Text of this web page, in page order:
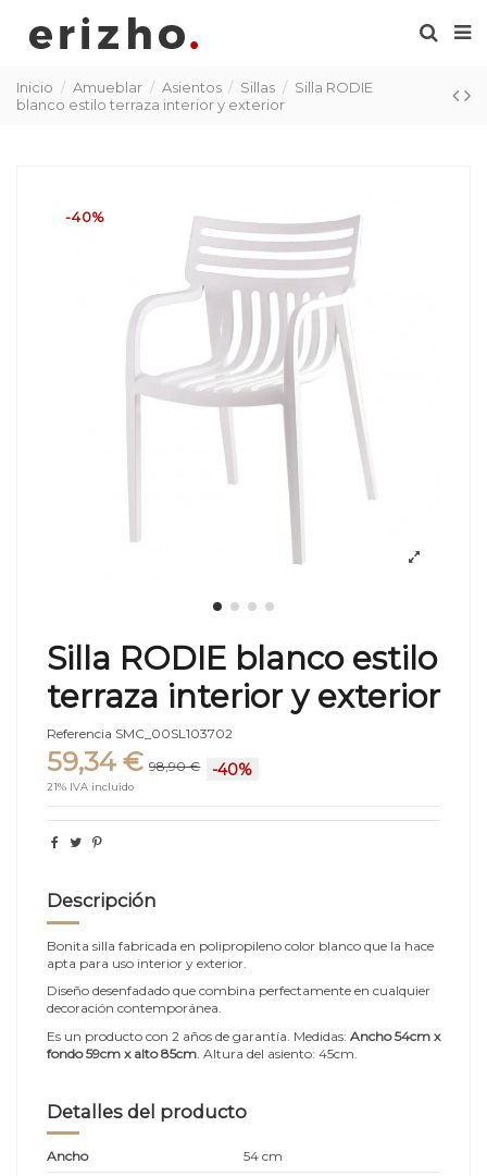
Inicio Amueblar Asientos Sillas
Silla RODIE
blanco estilo terraza interior y exterior
-40%
Silla RODIE blanco estilo
terraza interior y exterior
Referencia SMC_00SL103702
59,34 € 98,90 € -40%
21% IVA incluido
Descripción
Bonita silla fabricada en polipropileno color blanco que la hace
apta para uso interior y exterior.
Diseño desenfadado que combina perfectamente en cualquier
decoración contemporánea.
Es un producto con 2 años de garantía. Medidas: Ancho 54cm x
fondo 59cm x alto 85cm . Altura del asiento: 45cm.
Detalles del producto
Ancho
54 cm